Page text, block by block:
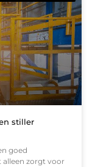
stiller
goed
zorgt voor